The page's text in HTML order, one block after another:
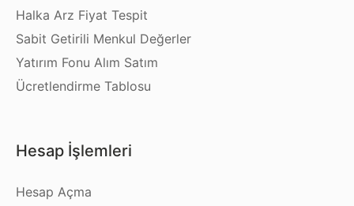
Halka Arz Fiyat Tespit
Sabit Getirili Menkul Değerler
Yatırım Fonu Alım Satım
Ücretlendirme Tablosu
Hesap İşlemleri
Hesap Açma